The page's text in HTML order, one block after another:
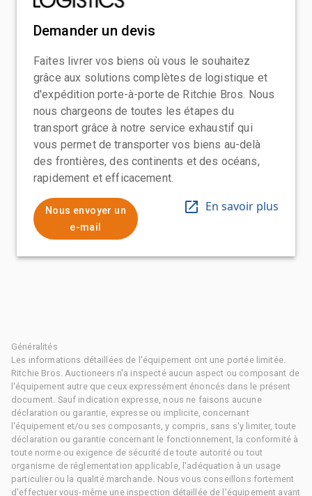
Demander un devis
Faites livrer vos biens où vous le souhaitez
grâce aux solutions complètes de logistique et
d'expédition porte-à-porte de Ritchie Bros. Nous
nous chargeons de toutes les étapes du
transport grâce à notre service exhaustif qui
vous permet de transporter vos biens au-delà
des frontières, des continents et des océans,
rapidement et efficacement.
Nous envoyer un
e-mail
En savoir plus
Généralités
Les informations détaillées de l'équipement ont une portée limitée.
Ritchie Bros. Auctioneers n'a inspecté aucun aspect ou composant de
l'équipement autre que ceux expressément énoncés dans le présent
document. Sauf indication expresse, nous ne faisons aucune
déclaration ou garantie, expresse ou implicite, concernant
l'équipement et/ou ses composants, y compris, sans s'y limiter, toute
déclaration ou garantie concernant le fonctionnement, la conformité à
toute norme ou exigence de sécurité de toute autorité ou tout
organisme de réglementation applicable, l'adéquation à un usage
particulier ou la qualité marchande. Nous vous conseillons fortement
d'effectuer vous-même une inspection détaillée de l'équipement avant